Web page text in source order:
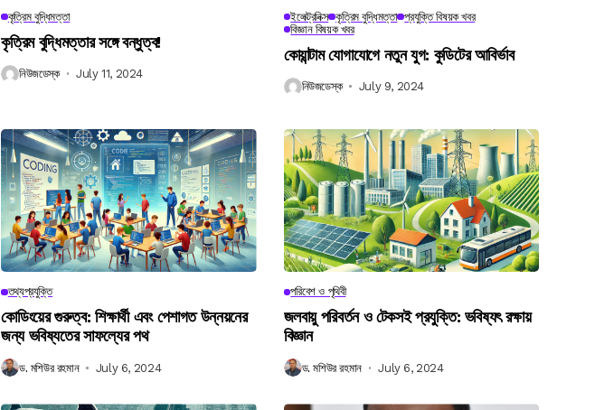
কৃত্রিম বুদ্ধিমত্তা
কৃত্রিম বুদ্ধিমত্তার সঙ্গে বন্ধুত্ব!
নিউজডেস্ক July 11, 2024
ইলেক্ট্রনিক্স কৃত্রিম বুদ্ধিমত্তা প্রযুক্তি বিষয়ক খবর
বিজ্ঞান বিষয়ক খবর
কোয়ান্টাম যোগাযোগে নতুন যুগ: কুডিটের আবির্ভাব
নিউজডেস্ক July 9, 2024
তথ্যপ্রযুক্তি
কোডিংয়ের গুরুত্ব: শিক্ষার্থী এবং পেশাগত উন্নয়নের
জন্য ভবিষ্যতের সাফল্যের পথ
ড. মশিউর রহমান July 6, 2024
পরিবেশ ও পৃথিবী
জলবায়ু পরিবর্তন ও টেকসই প্রযুক্তি: ভবিষ্যৎ রক্ষায়
বিজ্ঞান
ড. মশিউর রহমান July 6, 2024